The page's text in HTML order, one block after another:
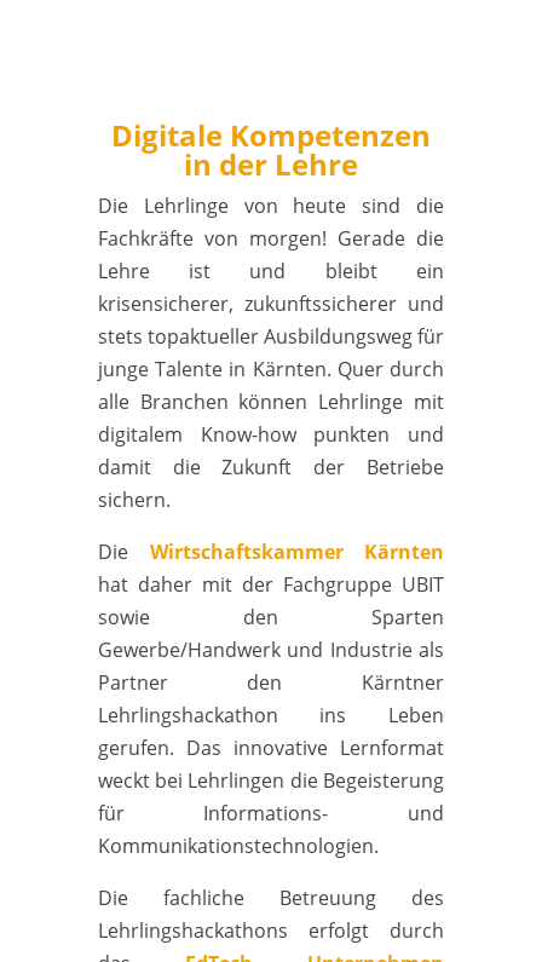
Digitale Kompetenzen
in der Lehre
Die Lehrlinge von heute sind die
Fachkräfte von morgen! Gerade die
Lehre ist und bleibt ein
krisensicherer, zukunftssicherer und
stets topaktueller Ausbildungsweg für
junge Talente in Kärnten. Quer durch
alle Branchen können Lehrlinge mit
digitalem Know-how punkten und
damit die Zukunft der Betriebe
sichern.
Die Wirtschaftskammer Kärnten
hat daher mit der Fachgruppe UBIT
sowie den Sparten
Gewerbe/Handwerk und Industrie als
Partner den Kärntner
Lehrlingshackathon ins Leben
gerufen. Das innovative Lernformat
weckt bei Lehrlingen die Begeisterung
für Informations- und
Kommunikationstechnologien.
Die fachliche Betreuung des
Lehrlingshackathons erfolgt durch